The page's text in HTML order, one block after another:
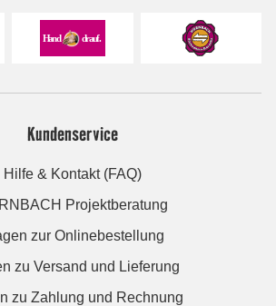
Kundenservice
Hilfe & Kontakt (FAQ)
Projektberatung
zur Onlinebestellung
zu Versand und Lieferung
zu Zahlung und Rechnung